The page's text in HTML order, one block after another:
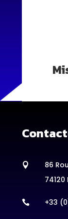

86
74120
 +33